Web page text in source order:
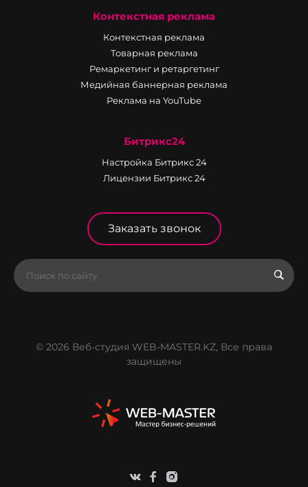
Контекстная реклама
Контекстная реклама
Товарная реклама
Ремаркетинг и ретаргетинг
Медийная баннерная реклама
Реклама на YouTube
Битрикс24
Настройка Битрикс 24
Лицензии Битрикс 24
Заказать звонок
© 2026 Веб-студия WEB-MASTER.KZ, Все права
защищены